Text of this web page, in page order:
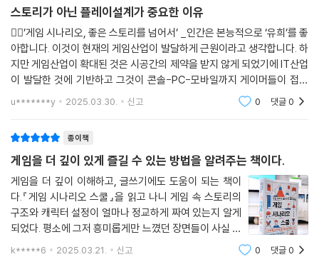
- 텍스트를 활용한 연출
[게임 사례] 플레그테일
특수 시나리오
- IP 게임의 시나리오
- 튜토리얼 시나리오 작성하기
미래를 위한 조언
- 시나리오 기획자가 되기 위해 준비해야 할 것들
- 포트폴리오 작성을 위한 조언
에필로그
어야 할까요? 네, 그렇습니다. (…) 하지만 게임에서는 평면적인 캐릭터를
만들어야 하는 경우도 많습니다. 입체적인 인물이 많아지면 게임의 집중도
가 낮아지거든요. 당장 게임을 플레이하고 싶은데 기억하고 이해해야 할
것이 많으면 머리가 아프죠.
게임에 등장하는 많은 캐릭터를 생각해 보세요. 상점에서 물건을 파는 캐
릭터가 입체적이어야 할까요? 마을 입구를 지키고 있는 경비병은요? 시장
나요? 이처럼 활용이 명확한 캐릭터들은 입체적인 설정이 불필요합니다.
그 캐릭터는 단지 역할로 인식될 뿐이니까요.
--- pp.183-184
분류를 마쳤다면 리소스 설정 단계로 넘어갑니다. 시나리오를 텍스트로만
설명하는 시대는 이제 지나갔습니다. “이 몬스터는 사자 머리에 뱀의 꼬리
를 가지고 있으며 날개가 달려있다.”라는 설정을 텍스트로 전달하지는 않
√ 퀘스트와 게임 플레이의 연결
MMORPG, 수집형 RPG, 액션 어드벤처 등 장르별 퀘스트 설계 방식, 플
레이어의 동기를 유발하는 퀘스트 디자인, 스토리를 자연스럽게 플레이로
단순한 대사가 아닌 NPC 행동과 환경적 연출을 통한 이야기 전달 방법, AI
를 활용한 동적인 게임 시나리오 구현, 가독성과 몰입도를 고려한 UI 설계
를 제시한다.
√ 게임 연출과 스토리 전달 방식
스토리가 아닌 플레이설계가 중요한 이유
🙋‍♂’게임 시나리오, 좋은 스토리를 넘어서’ _인간은 본능적으로 ‘유희’를 좋
아합니다. 이것이 현재의 게임산업이 발달하게 근원이라고 생각합니다. 하
지만 게임산업이 확대된 것은 시공간의 제약을 받지 않게 되었기에 IT산업
이 발달한 것에 기반하고 그것이 콘솔-PC-모바일까지 게이머들이 접하
는 방식이 더욱 자유롭게 되면서 더욱 탄력을 받았다고 생각합니다. 그런
u*******y 2025.03.30. 신고 0 댓글0
종이책
게임을 더 깊이 있게 즐길 수 있는 방법을 알려주는 책이다.
게임을 더 깊이 이해하고, 글쓰기에도 도움이 되는 책이
다.『게임 시나리오 스쿨』을 읽고 나니 게임 속 스토리의
구조와 캐릭터 설정이 얼마나 정교하게 짜여 있는지 알게
되었다. 평소에 그저 흥미롭게만 느꼈던 장면들이 사실 치
밀한 기획과 고민의 결과라는 점이 인상 깊었다. 이 책은
k*****6 2025.03.21. 신고 0 댓글0